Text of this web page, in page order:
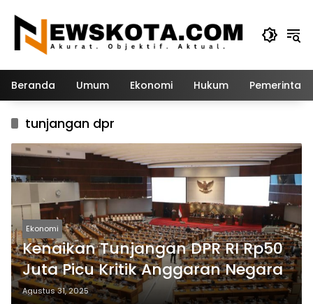
konten
Beranda Umum Ekonomi Hukum
tunjangan dpr
Ekonomi
Kenaikan Tunjangan DPR RI Rp50
Juta Picu Kritik Anggaran Negara
Agustus 31, 2025